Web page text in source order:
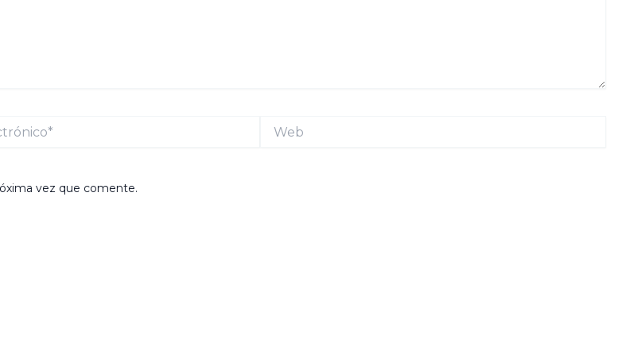
vez que comente.